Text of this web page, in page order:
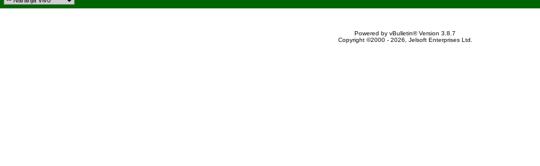
Powered by vBulletin® Version 3.8.7
Copyright ©2000 - 2026, Jelsoft Enterprises Ltd.